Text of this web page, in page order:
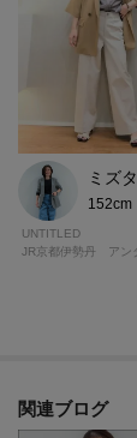
ミズタ
152cm
UNTITLED
関連ブログ